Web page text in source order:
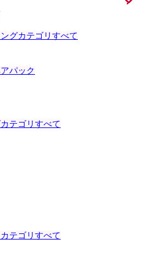
グカテゴリすべて
パック
テゴリすべて
テゴリすべて